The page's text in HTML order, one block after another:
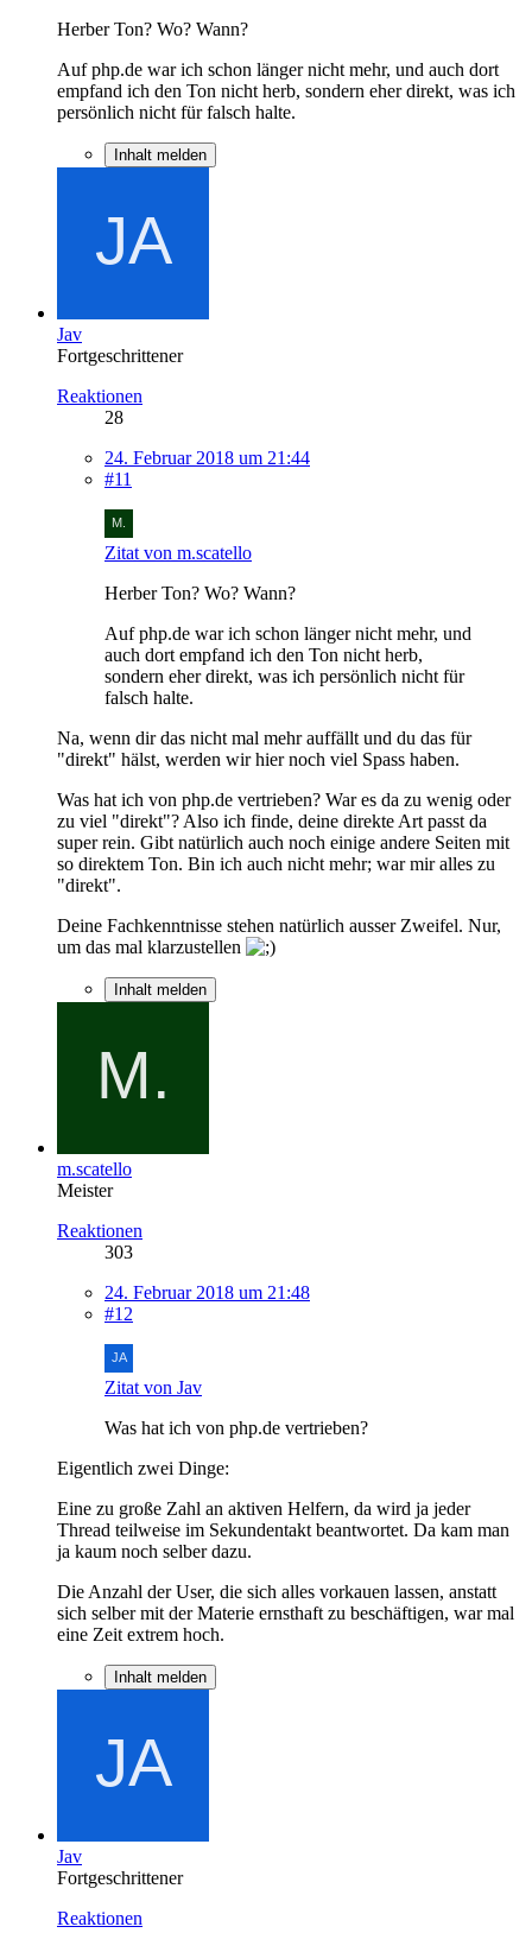
Herber Ton? Wo? Wann?
Auf php.de war ich schon länger nicht mehr, und auch dort
empfand ich den Ton nicht herb, sondern eher direkt, was ich
persönlich nicht für falsch halte.
Inhalt melden
Jav
Fortgeschrittener
Reaktionen
28
24. Februar 2018 um 21:44
#11
Zitat von m.scatello
Herber Ton? Wo? Wann?
Auf php.de war ich schon länger nicht mehr, und
auch dort empfand ich den Ton nicht herb,
sondern eher direkt, was ich persönlich nicht für
falsch halte.
Na, wenn dir das nicht mal mehr auffällt und du das für
"direkt" hälst, werden wir hier noch viel Spass haben.
Was hat ich von php.de vertrieben? War es da zu wenig oder
zu viel "direkt"? Also ich finde, deine direkte Art passt da
super rein. Gibt natürlich auch noch einige andere Seiten mit
so direktem Ton. Bin ich auch nicht mehr; war mir alles zu
"direkt".
Deine Fachkenntnisse stehen natürlich ausser Zweifel. Nur,
um das mal klarzustellen
Inhalt melden
m.scatello
Meister
Reaktionen
303
24. Februar 2018 um 21:48
#12
Zitat von Jav
Was hat ich von php.de vertrieben?
Eigentlich zwei Dinge:
Eine zu große Zahl an aktiven Helfern, da wird ja jeder
Thread teilweise im Sekundentakt beantwortet. Da kam man
ja kaum noch selber dazu.
Die Anzahl der User, die sich alles vorkauen lassen, anstatt
sich selber mit der Materie ernsthaft zu beschäftigen, war mal
eine Zeit extrem hoch.
Inhalt melden
Jav
Fortgeschrittener
Reaktionen